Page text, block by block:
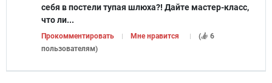
себя в постели тупая шлюха?! Дайте мастер-класс,
что ли...
Прокомментировать Мне нравится (
6
пользователям)